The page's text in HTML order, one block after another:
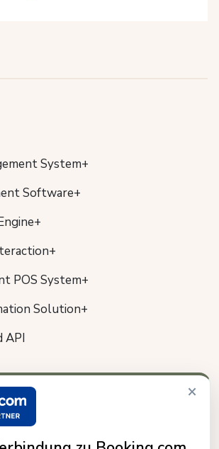
×
System+
Software+
POS System+
Solution+
API